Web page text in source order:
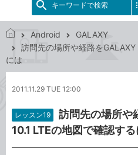
キーワードで検索
で
き
ッ
Android
GALAXY
訪問先の場所や経路を
には
2011.11.29 TUE 12:00
レッスン19
訪問先の場所や
10.1 LTEの地図で確認す